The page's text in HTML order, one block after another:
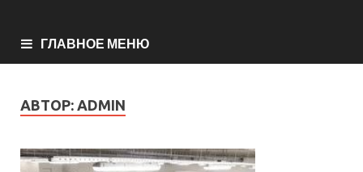
ГЛАВНОЕ МЕНЮ
АВТОР: ADMIN